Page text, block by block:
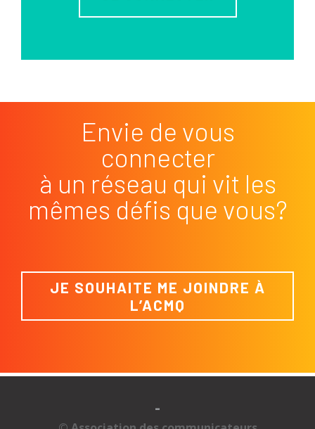
Envie de vous
connecter
à un réseau qui vit les
mêmes défis que vous?
JE SOUHAITE ME JOINDRE À
L’ACMQ
-